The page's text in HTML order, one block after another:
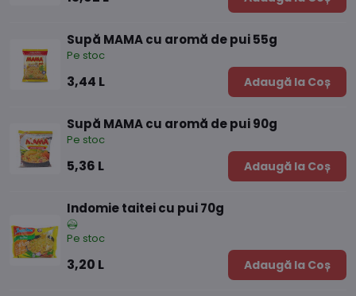
Supă MAMA cu aromă de pui 55g
Pe stoc
3,44 L Adaugă la Coș
Supă MAMA cu aromă de pui 90g
Pe stoc
5,36 L Adaugă la Coș
Indomie taitei cu pui 70g
Pe stoc
3,20 L Adaugă la Coș